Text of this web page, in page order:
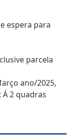
espera para
parcela
ano/2025,
2 quadras